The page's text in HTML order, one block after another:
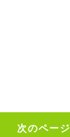
次のページ